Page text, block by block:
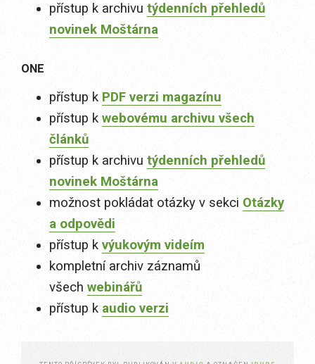
přístup k archivu týdenních přehledů
novinek Moštárna
ONE
přístup k PDF verzi magazínu
přístup k webovému archivu všech
článků
přístup k archivu týdenních přehledů
novinek Moštárna
možnost pokládat otázky v sekci Otázky
a odpovědi
přístup k výukovým videím
kompletní archiv záznamů
všech webinářů
přístup k audio verzi